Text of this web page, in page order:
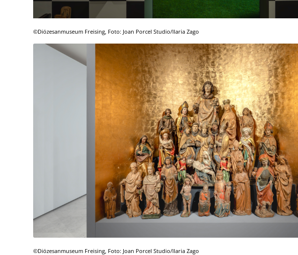
©Diözesanmuseum Freising, Foto: Joan Porcel Studio/Ilaria Zago
©Diözesanmuseum Freising, Foto: Joan Porcel Studio/Ilaria Zago